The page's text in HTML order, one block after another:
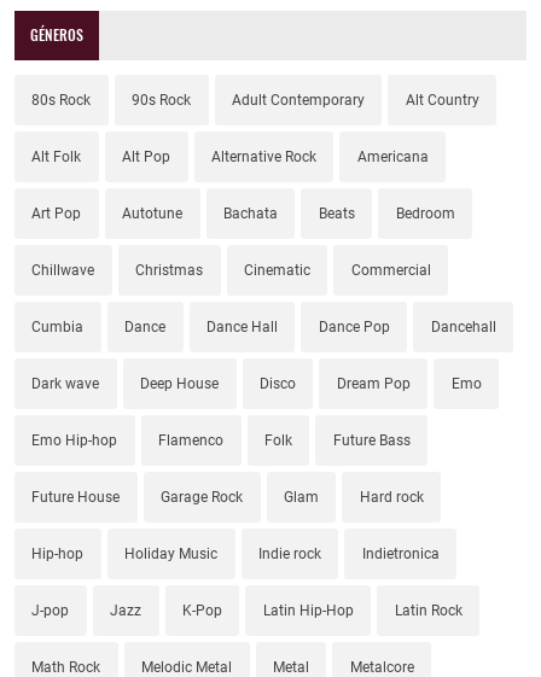
GÉNEROS
80s Rock 90s Rock Adult Contemporary Alt Country
Alt Folk Alt Pop Alternative Rock Americana
Art Pop Autotune Bachata Beats Bedroom
Chillwave Christmas Cinematic Commercial
Cumbia Dance Dance Hall Dance Pop Dancehall
Dark wave Deep House Disco Dream Pop Emo
Emo Hip-hop Flamenco Folk Future Bass
Future House Garage Rock Glam Hard rock
Hip-hop Holiday Music Indie rock Indietronica
J-pop Jazz K-Pop Latin Hip-Hop Latin Rock
Math Rock Melodic Metal Metal Metalcore